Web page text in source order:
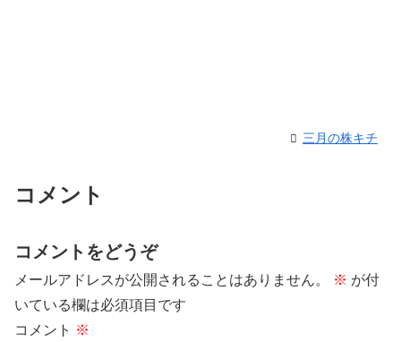
三月の株キチ
コメント
コメントをどうぞ
メールアドレスが公開されることはありません。 ※ が付
いている欄は必須項目です
コメント ※